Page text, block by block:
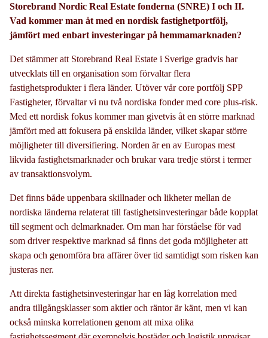
Storebrand Nordic Real Estate fonderna (SNRE) I och II.
Vad kommer man åt med en nordisk fastighetportfölj,
jämfört med enbart investeringar på hemmamarknaden?
Det stämmer att Storebrand Real Estate i Sverige gradvis har
utvecklats till en organisation som förvaltar flera
fastighetsprodukter i flera länder. Utöver vår core portfölj SPP
Fastigheter, förvaltar vi nu två nordiska fonder med core plus-risk.
Med ett nordisk fokus kommer man givetvis åt en större marknad
jämfört med att fokusera på enskilda länder, vilket skapar större
möjligheter till diversifiering. Norden är en av Europas mest
likvida fastighetsmarknader och brukar vara tredje störst i termer
av transaktionsvolym.
Det finns både uppenbara skillnader och likheter mellan de
nordiska länderna relaterat till fastighetsinvesteringar både kopplat
till segment och delmarknader. Om man har förståelse för vad
som driver respektive marknad så finns det goda möjligheter att
skapa och genomföra bra affärer över tid samtidigt som risken kan
justeras ner.
Att direkta fastighetsinvesteringar har en låg korrelation med
andra tillgångsklasser som aktier och räntor är känt, men vi kan
också minska korrelationen genom att mixa olika